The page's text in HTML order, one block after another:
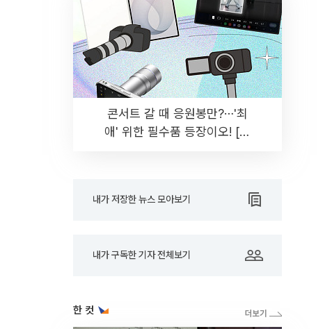
콘서트 갈 때 응원봉만?⋯'최
애' 위한 필수품 등장이오! [솔
내가 저장한 뉴스 모아보기
내가 구독한 기자 전체보기
한 컷